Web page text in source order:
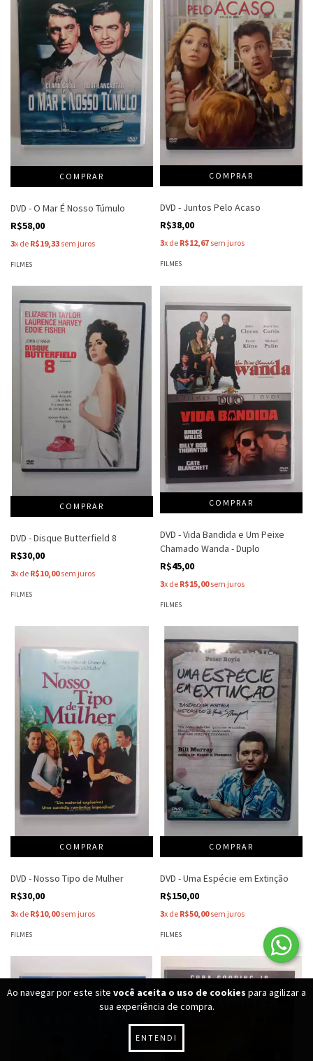
Ao navegar por este site você aceita o uso de cookies para agilizar a
sua experiência de compra.
ENTENDI
DVD - O Mar É Nosso Túmulo
R$58,00
3x de R$19,33 sem juros
FILMES
DVD - Juntos Pelo Acaso
R$38,00
3x de R$12,67 sem juros
FILMES
DVD - Disque Butterfield 8
R$30,00
3x de R$10,00sem juros
FILMES
DVD - Vida Bandida e Um Peixe
Chamado Wanda - Duplo
R$45,00
3x de R$15,00sem juros
FILMES
DVD - Nosso Tipo de Mulher
R$30,00
3x de R$10,00sem juros
FILMES
DVD - Uma Espécie em Extinção
R$150,00
3x de R$50,00sem juros
FILMES